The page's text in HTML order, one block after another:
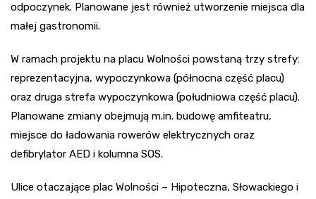
odpoczynek. Planowane jest również utworzenie miejsca dla
małej gastronomii.
W ramach projektu na placu Wolności powstaną trzy strefy:
reprezentacyjna, wypoczynkowa (północna część placu)
oraz druga strefa wypoczynkowa (południowa część placu).
Planowane zmiany obejmują m.in. budowę amfiteatru,
miejsce do ładowania rowerów elektrycznych oraz
defibrylator AED i kolumna SOS.
Ulice otaczające plac Wolności – Hipoteczna, Słowackiego i